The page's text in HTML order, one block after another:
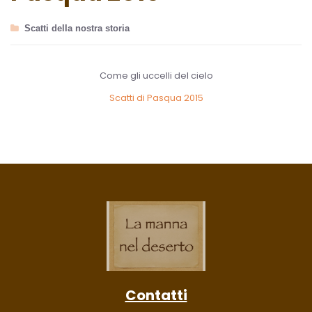
Scatti della nostra storia
Come gli uccelli del cielo
Scatti di Pasqua 2015
Contatti